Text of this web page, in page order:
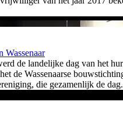
Wassenaar
de landelijke dag van het
de Wassenaarse
die gezamenlijk de